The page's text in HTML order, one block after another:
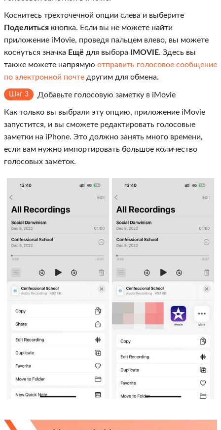
Коснитесь трехточечной опции слева и выберите
Поделиться кнопка. Если вы не можете найти
приложение iMovie, проведя пальцем влево, вы можете
коснуться значка Ещё для выбора IMOVIE. Здесь вы
также можете напрямую отправить голосовое сообщение
по электронной почте другим для обмена.
Шаг 3 Добавьте голосовую заметку в iMovie
Как только вы выбрали эту опцию, приложение iMovie
запустится, и вы сможете редактировать голосовые
заметки на iPhone. Это должно занять много времени,
если вам нужно импортировать большое количество
голосовых заметок.